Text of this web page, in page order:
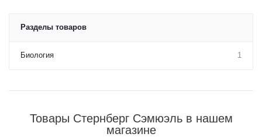
Разделы товаров
Биология 1
Товары Стернберг Сэмюэль в нашем
магазине